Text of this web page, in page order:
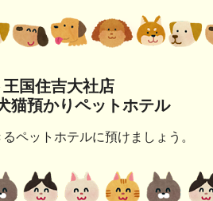
国住吉大社店
猫預かりペットホテル
ペットホテルに預けましょう。